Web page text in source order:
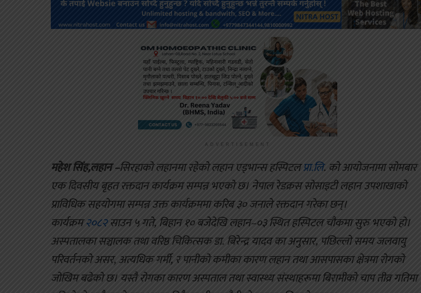
ADVERTISEMENT
महेश सिंह,लहान –सिरहाको लहानमा रहेको लहान एड्भान्स हस्पिटलप्रा.लि. को आयोजनामा सोमबार
एक दिवसीय बृहत रक्तदान कार्यक्रम सम्पन्न भएको छ। नेपाल रेडक्रस सोसाइटी लहान उपशाखाको
प्राविधिक सहयोगमा सम्पन्न उक्त कार्यक्रममा करिब ३० जनाले रक्तदान गरेका छन्।
कार्यक्रम२०८२साउन ५ गते, बिहान १० बजेदेखि लहान–०३ स्थित हस्पिटल चौकमा सुरु भएको हो।
अस्पतालका सञ्चालक तथा वरिष्ठ चिकित्सक डा. बिरेन्द्र यादव का अनुसार, पछिल्लो समय जलवायु
परिवर्तनको असर, अत्यधिक गर्मी, र पानीको कमीका कारण लहान तथा आसपासका क्षेत्रमा रोगको
जोखिम बढेको छ। यस्तै रोगका कारण अस्पताल तथा स्वास्थ्य संस्थाहरूमा बिरामीको चाप तीव्र गतिमा